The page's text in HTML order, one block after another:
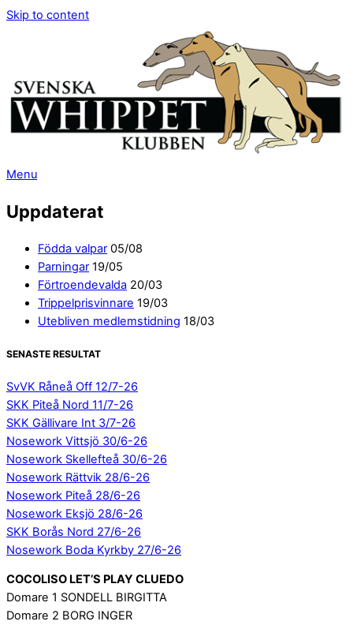
Skip to content
Menu
Uppdaterat
Födda valpar 05/08
Parningar 19/05
Förtroendevalda 20/03
Trippelprisvinnare 19/03
Utebliven medlemstidning 18/03
SENASTE RESULTAT
SvVK Råneå Off 12/7-26
SKK Piteå Nord 11/7-26
SKK Gällivare Int 3/7-26
Nosework Vittsjö 30/6-26
Nosework Skellefteå 30/6-26
Nosework Rättvik 28/6-26
Nosework Piteå 28/6-26
Nosework Eksjö 28/6-26
SKK Borås Nord 27/6-26
Nosework Boda Kyrkby 27/6-26
COCOLISO LET’S PLAY CLUEDO
Domare 1 SONDELL BIRGITTA
Domare 2 BORG INGER